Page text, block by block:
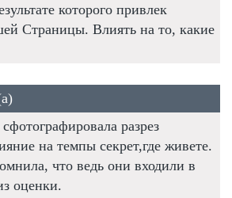
которого привлек
Страницы. Влиять на то, какие
разрез
на темпы секрет,где живете.
что ведь они входили в
оценки.